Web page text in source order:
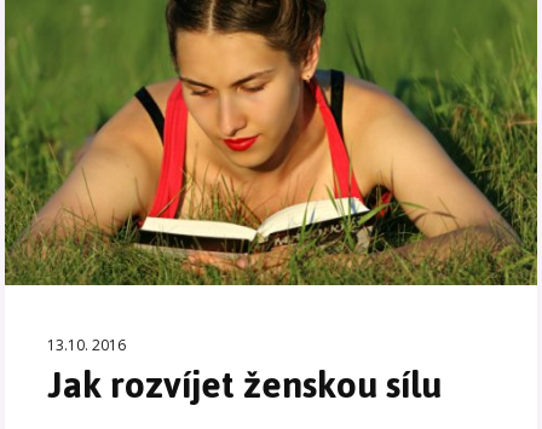
13.10. 2016
Jak rozvíjet ženskou sílu